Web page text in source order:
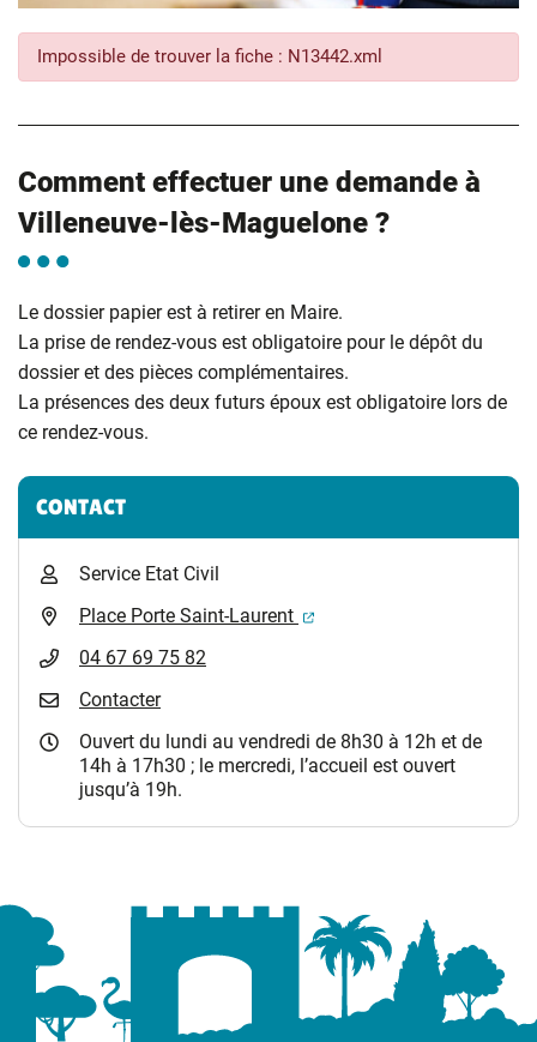
Impossible de trouver la fiche : N13442.xml
Comment effectuer une demande à
Villeneuve-lès-Maguelone ?
Le dossier papier est à retirer en Maire.
La prise de rendez-vous est obligatoire pour le dépôt du
dossier et des pièces complémentaires.
La présences des deux futurs époux est obligatoire lors de
ce rendez-vous.
Informations complémentaires
CONTACT
Service Etat Civil
Place Porte Saint-Laurent
(ouverture dans un
04 67 69 75 82
Contacter
Ouvert du lundi au vendredi de 8h30 à 12h et de
14h à 17h30 ; le mercredi, l’accueil est ouvert
jusqu’à 19h.